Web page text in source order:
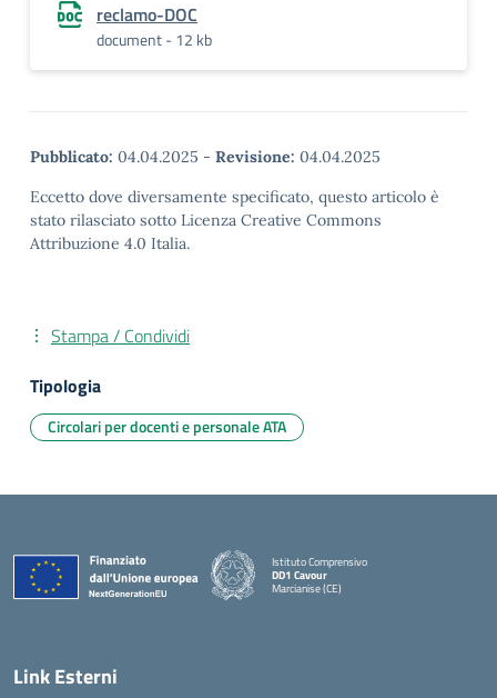
reclamo-DOC
document - 12 kb
Pubblicato: 04.04.2025 - Revisione: 04.04.2025
Eccetto dove diversamente specificato, questo articolo è
stato rilasciato sotto Licenza Creative Commons
Attribuzione 4.0 Italia.
Stampa / Condividi
Tipologia
Circolari per docenti e personale ATA
Istituto Comprensivo
DD1 Cavour
Marcianise (CE)
Link Esterni